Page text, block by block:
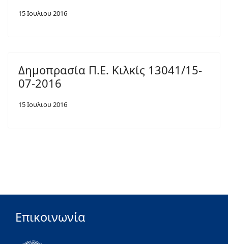
15 Ιουλιου 2016
Δημοπρασία Π.Ε. Κιλκίς 13041/15-
07-2016
15 Ιουλιου 2016
Επικοινωνία